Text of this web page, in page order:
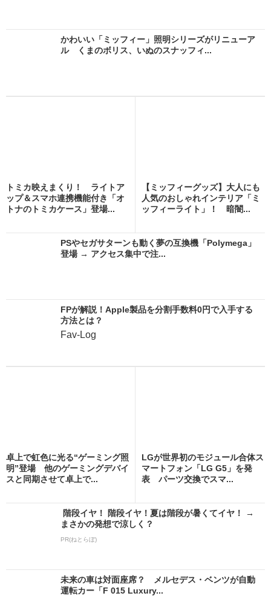
かわいい「ミッフィー」照明シリーズがリニューア
ル くまのボリス、いぬのスナッフィ...
トミカ映えまくり！ ライトア
ップ＆スマホ連携機能付き「オ
トナのトミカケース」登場...
【ミッフィーグッズ】大人にも
人気のおしゃれインテリア「ミ
ッフィーライト」！ 暗闇...
PSやセガサターンも動く夢の互換機「Polymega」
登場 → アクセス集中で注...
FPが解説！Apple製品を分割手数料0円で入手する
方法とは？
Fav-Log
卓上で虹色に光る“ゲーミング照
明”登場 他のゲーミングデバイ
スと同期させて卓上で...
LGが世界初のモジュール合体ス
マートフォン「LG G5」を発
表 パーツ交換でスマ...
階段イヤ！ 階段イヤ！夏は階段が暑くてイヤ！ →
まさかの発想で涼しく？
PR(ねとらぼ)
未来の車は対面座席？ メルセデス・ベンツが自動
運転カー「F 015 Luxury...